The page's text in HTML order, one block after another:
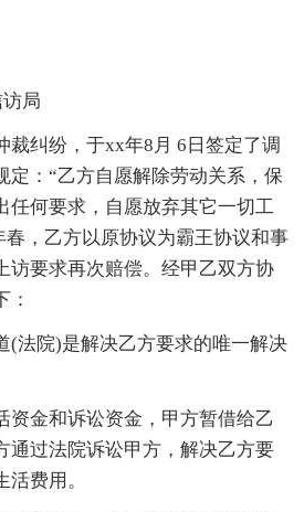
局
裁纠纷，于xx年8月 6日签定了调
定：“乙方自愿解除劳动关系，保
任何要求，自愿放弃其它一切工
春，乙方以原协议为霸王协议和事
访要求再次赔偿。经甲乙双方协
：
(法院)是解决乙方要求的唯一解决
资金和诉讼资金，甲方暂借给乙
通过法院诉讼甲方，解决乙方要
费用。